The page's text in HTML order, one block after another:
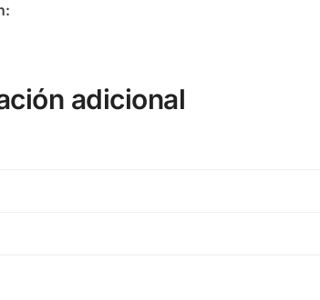
adicional